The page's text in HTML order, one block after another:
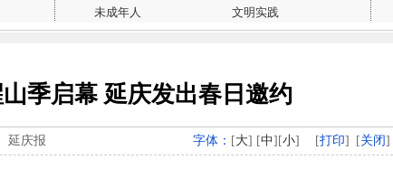
未成年人
文明实践
季启幕 延庆发出春日邀约
延庆报 字体： [大] [中][小] [打印] [关闭]